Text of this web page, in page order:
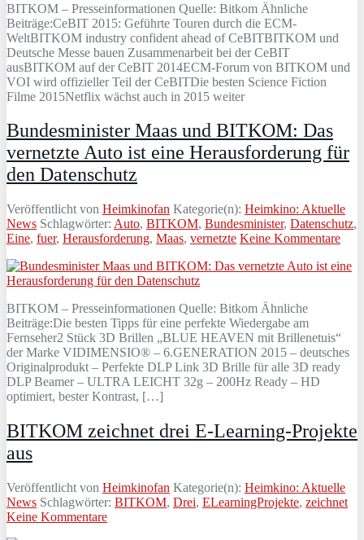
BITKOM – Presseinformationen Quelle: Bitkom Ähnliche
Beiträge:CeBIT 2015: Geführte Touren durch die ECM-
WeltBITKOM industry confident ahead of CeBITBITKOM und
Deutsche Messe bauen Zusammenarbeit bei der CeBIT
ausBITKOM auf der CeBIT 2014ECM-Forum von BITKOM und
VOI wird offizieller Teil der CeBITDie besten Science Fiction
Filme 2015Netflix wächst auch in 2015 weiter
Bundesminister Maas und BITKOM: Das
vernetzte Auto ist eine Herausforderung für
den Datenschutz
Veröffentlicht von Heimkinofan Kategorie(n): Heimkino: Aktuelle
News Schlagwörter: Auto, BITKOM, Bundesminister, Datenschutz,
Eine, fuer, Herausforderung, Maas, vernetzte Keine Kommentare
BITKOM – Presseinformationen Quelle: Bitkom Ähnliche
Beiträge:Die besten Tipps für eine perfekte Wiedergabe am
Fernseher2 Stück 3D Brillen „BLUE HEAVEN mit Brillenetuis“
der Marke VIDIMENSIO® – 6.GENERATION 2015 – deutsches
Originalprodukt – Perfekte DLP Link 3D Brille für alle 3D ready
DLP Beamer – ULTRA LEICHT 32g – 200Hz Ready – HD
optimiert, bester Kontrast, […]
BITKOM zeichnet drei E-Learning-Projekte
aus
Veröffentlicht von Heimkinofan Kategorie(n): Heimkino: Aktuelle
News Schlagwörter: BITKOM, Drei, ELearningProjekte, zeichnet
Keine Kommentare